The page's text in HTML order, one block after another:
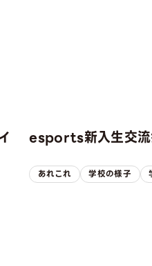
esports新入生交
あれこれ 学校の様子